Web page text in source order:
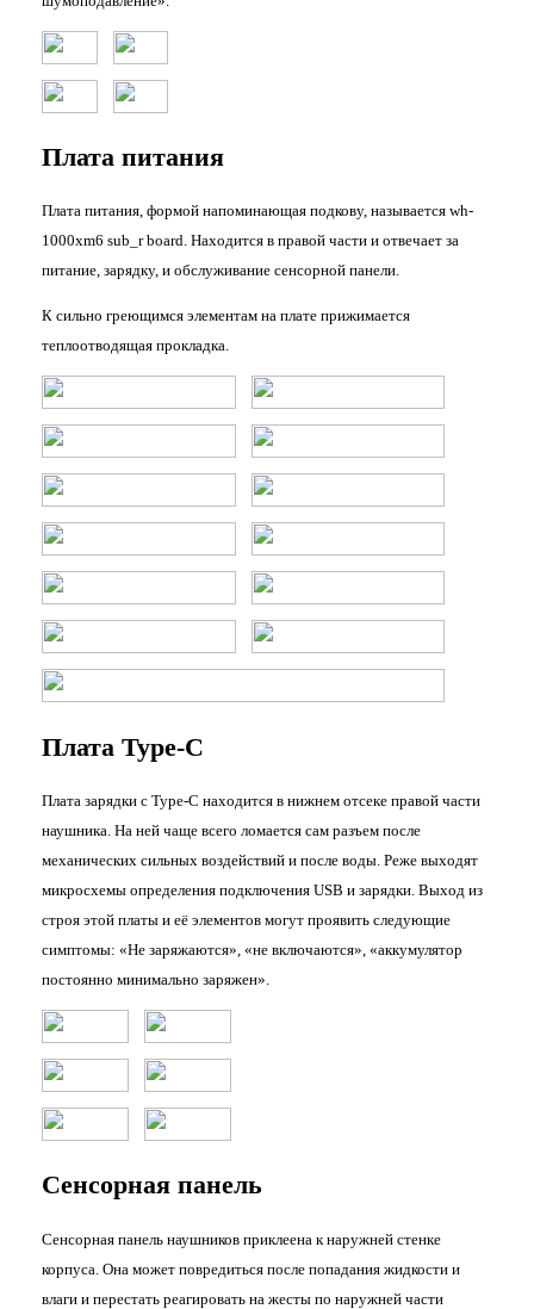
Плата питания
Плата питания, формой напоминающая подкову, называется wh-
1000xm6 sub_r board. Находится в правой части и отвечает за
питание, зарядку, и обслуживание сенсорной панели.
К сильно греющимся элементам на плате прижимается
теплоотводящая прокладка.
Плата Type-C
Плата зарядки с Type-C находится в нижнем отсеке правой части
наушника. На ней чаще всего ломается сам разъем после
механических сильных воздействий и после воды. Реже выходят
микросхемы определения подключения USB и зарядки. Выход из
строя этой платы и её элементов могут проявить следующие
симптомы: «Не заряжаются», «не включаются», «аккумулятор
постоянно минимально заряжен».
Сенсорная панель
Сенсорная панель наушников приклеена к наружней стенке
корпуса. Она может повредиться после попадания жидкости и
влаги и перестать реагировать на жесты по наружней части